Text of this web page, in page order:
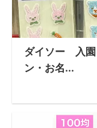
ダイソー 入
ン・お名...